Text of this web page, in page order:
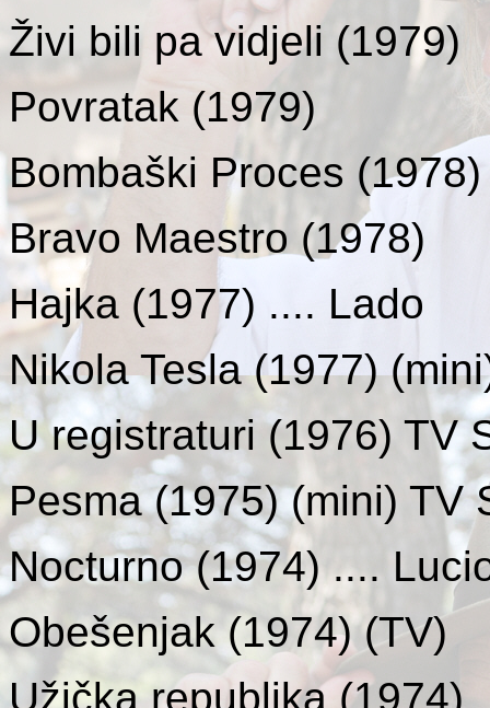
Živi bili pa vidjeli (1979)
Povratak (1979)
Bombaški Proces
Bravo Maestro (1978)
Hajka (1977) .... Lado
Nikola Tesla(1977)
U registraturi (1976) TV
Pesma(1975) (mini) TV
Nocturno(1974) ....
Obešenjak(1974) (TV)
Užička republika (1974)